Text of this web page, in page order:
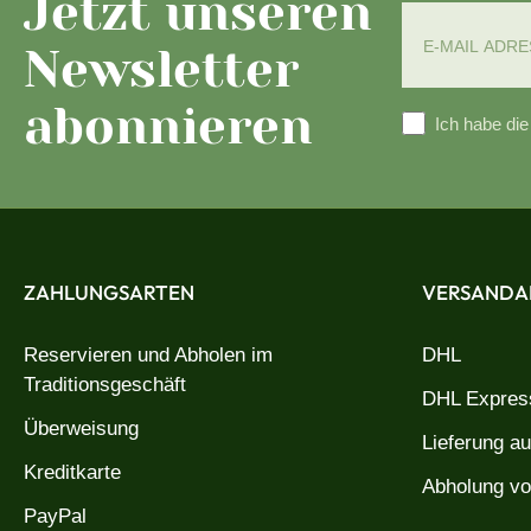
Jetzt unseren
Newsletter
abonnieren
Ich habe
ZAHLUNGSARTEN
Reservieren und Abholen im
Traditionsgeschäft
Überweisung
Kreditkarte
PayPal
DHL
DHL
Lieferung
Abholung